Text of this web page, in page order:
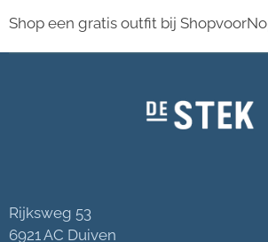
Shop een gratis outfit bij
Rijksweg 53
6921 AC Duiven